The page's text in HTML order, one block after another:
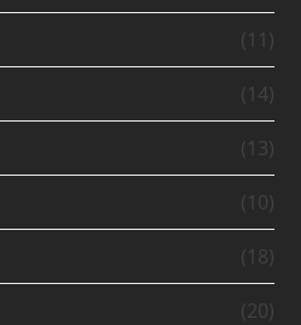
(11)
(14)
(13)
(10)
(18)
(20)